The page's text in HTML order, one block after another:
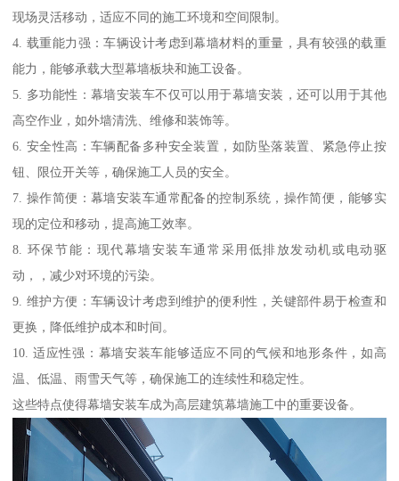
现场灵活移动，适应不同的施工环境和空间限制。
4. 载重能力强：车辆设计考虑到幕墙材料的重量，具有较强的载重
能力，能够承载大型幕墙板块和施工设备。
5. 多功能性：幕墙安装车不仅可以用于幕墙安装，还可以用于其他
高空作业，如外墙清洗、维修和装饰等。
6. 安全性高：车辆配备多种安全装置，如防坠落装置、紧急停止按
钮、限位开关等，确保施工人员的安全。
7. 操作简便：幕墙安装车通常配备的控制系统，操作简便，能够实
现的定位和移动，提高施工效率。
8. 环保节能：现代幕墙安装车通常采用低排放发动机或电动驱
动，，减少对环境的污染。
9. 维护方便：车辆设计考虑到维护的便利性，关键部件易于检查和
更换，降低维护成本和时间。
10. 适应性强：幕墙安装车能够适应不同的气候和地形条件，如高
温、低温、雨雪天气等，确保施工的连续性和稳定性。
这些特点使得幕墙安装车成为高层建筑幕墙施工中的重要设备。